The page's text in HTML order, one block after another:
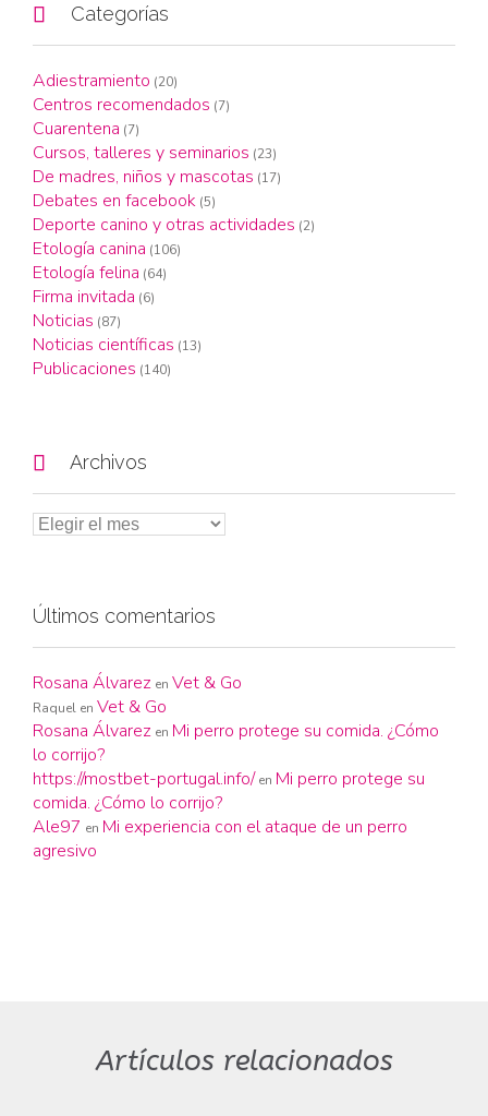
 Categorías
Adiestramiento (20)
Centros recomendados (7)
Cuarentena (7)
Cursos, talleres y seminarios (23)
De madres, niños y mascotas (17)
Debates en facebook (5)
Deporte canino y otras actividades (2)
Etología canina (106)
Etología felina (64)
Firma invitada (6)
Noticias (87)
Noticias científicas (13)
Publicaciones (140)
 Archivos
Últimos comentarios
Rosana Álvarez en Vet & Go
Raquel en Vet & Go
Rosana Álvarez en Mi perro protege su comida. ¿Cómo
lo corrijo?
https://mostbet-portugal.info/ en Mi perro protege su
comida. ¿Cómo lo corrijo?
Ale97 en Mi experiencia con el ataque de un perro
agresivo
Artículos relacionados